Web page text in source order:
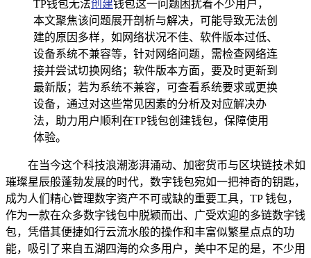
TP钱包无法创建钱包这一问题困扰着不少用户，
本文聚焦该问题展开剖析与解决，可能导致无法创
建的原因多样，如网络状况不佳、软件版本过低、
设备系统不兼容等，针对网络问题，需检查网络连
接并尝试切换网络；软件版本方面，要及时更新到
最新版；若为系统不兼容，可查看系统要求或更换
设备，通过对这些常见因素的分析及对应解决办
法，助力用户顺利在TP钱包创建钱包，保障使用
体验。
在当今这个科技浪潮澎湃涌动、加密货币与区块链技术如
璀璨星辰般蓬勃发展的时代，数字钱包宛如一把神奇的钥匙，
成为人们精心管理数字资产不可或缺的重要工具，TP 钱包，
作为一款在众多数字钱包中脱颖而出、广受欢迎的多链数字钱
包，凭借其便捷如行云流水般的操作和丰富似繁星点点的功
能，吸引了来自五湖四海的众多用户，美中不足的是，不少用